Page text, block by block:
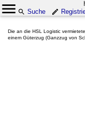
Suche
Die an die HSL Logistic
einem Güterzug (Ganzzug von